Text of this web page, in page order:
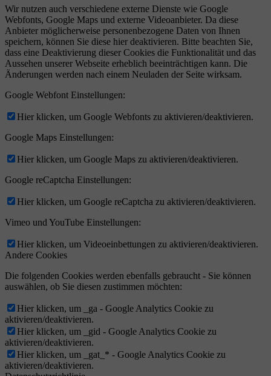
Wir nutzen auch verschiedene externe Dienste wie Google
Webfonts, Google Maps und externe Videoanbieter. Da diese
Anbieter möglicherweise personenbezogene Daten von Ihnen
speichern, können Sie diese hier deaktivieren. Bitte beachten Sie,
dass eine Deaktivierung dieser Cookies die Funktionalität und das
Aussehen unserer Webseite erheblich beeinträchtigen kann. Die
Änderungen werden nach einem Neuladen der Seite wirksam.
Google Webfont Einstellungen:
Hier klicken, um Google Webfonts zu aktivieren/deaktivieren.
Google Maps Einstellungen:
Hier klicken, um Google Maps zu aktivieren/deaktivieren.
Google reCaptcha Einstellungen:
Hier klicken, um Google reCaptcha zu aktivieren/deaktivieren.
Vimeo und YouTube Einstellungen:
Hier klicken, um Videoeinbettungen zu aktivieren/deaktivieren.
Andere Cookies
Die folgenden Cookies werden ebenfalls gebraucht - Sie können
auswählen, ob Sie diesen zustimmen möchten:
Hier klicken, um _ga - Google Analytics Cookie zu
aktivieren/deaktivieren.
Hier klicken, um _gid - Google Analytics Cookie zu
aktivieren/deaktivieren.
Hier klicken, um _gat_* - Google Analytics Cookie zu
aktivieren/deaktivieren.